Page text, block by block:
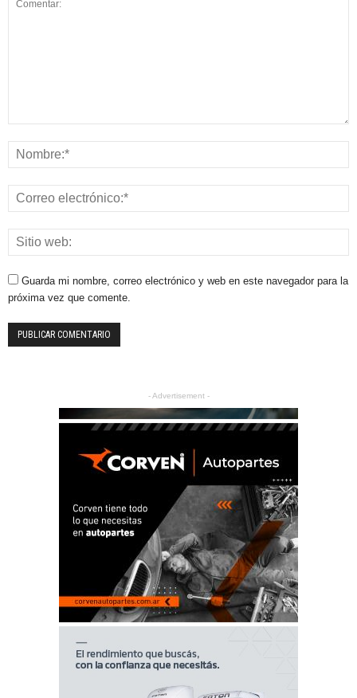
Guarda mi nombre, correo electrónico y web en este navegador para la
próxima vez que comente.
- Advertisement -